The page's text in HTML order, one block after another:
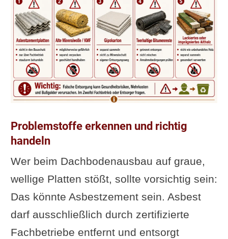
Problemstoffe erkennen und richtig
handeln
Wer beim Dachbodenausbau auf graue,
wellige Platten stößt, sollte vorsichtig sein:
Das könnte Asbestzement sein. Asbest
darf ausschließlich durch zertifizierte
Fachbetriebe entfernt und entsorgt